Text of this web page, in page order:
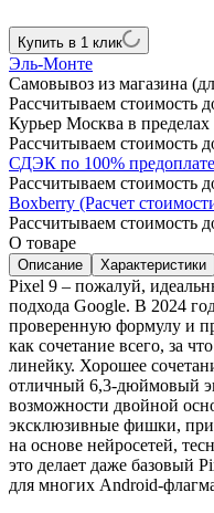
Купить в 1 клик
Эль-Монте
Самовывоз из магазина
Рассчитываем стоимость
Курьер Москва в
Рассчитываем стоимость
СДЭК по 100%
Рассчитываем стоимость
Boxberry (Расчет
Рассчитываем стоимость
О товаре
Описание Характеристики
Pixel 9 – пожалуй,
подхода Google. В 2024
проверенную формулу и
как сочетание всего, за
линейку. Хорошее
отличный 6,3-дюймовый
возможности двойной
эксклюзивные фишки,
на основе нейросетей,
это делает даже базовый
для многих Android-